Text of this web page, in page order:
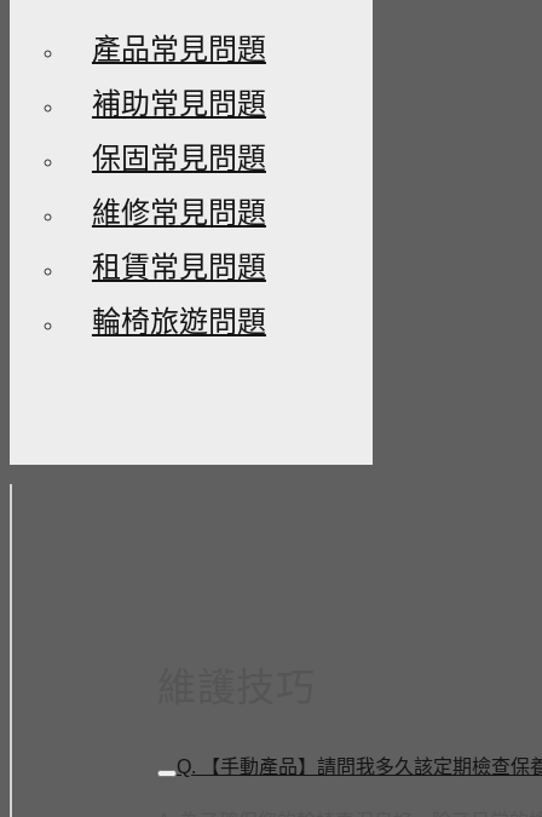
產品常見問題
補助常見問題
保固常見問題
維修常見問題
租賃常見問題
輪椅旅遊問題
Q. 【手動產品】請問我多久該定期檢查保